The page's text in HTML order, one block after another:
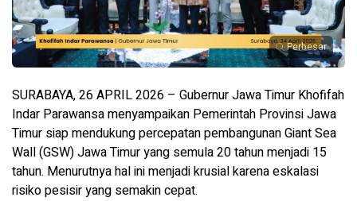
Perbesar
SURABAYA, 26 APRIL 2026 – Gubernur Jawa Timur Khofifah
Indar Parawansa menyampaikan Pemerintah Provinsi Jawa
Timur siap mendukung percepatan pembangunan Giant Sea
Wall (GSW) Jawa Timur yang semula 20 tahun menjadi 15
tahun. Menurutnya hal ini menjadi krusial karena eskalasi
risiko pesisir yang semakin cepat.